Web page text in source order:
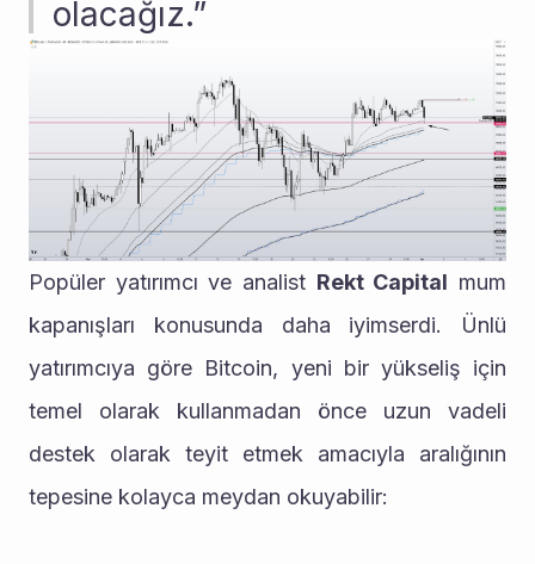
olacağız.”
Popüler yatırımcı ve analist Rekt Capital mum
kapanışları konusunda daha iyimserdi. Ünlü
yatırımcıya göre Bitcoin, yeni bir yükseliş için
temel olarak kullanmadan önce uzun vadeli
destek olarak teyit etmek amacıyla aralığının
tepesine kolayca meydan okuyabilir: